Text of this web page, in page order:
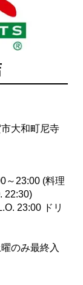
大和町尼寺
～23:00 (料理
22:30)
23:00 ドリ
のみ最終入